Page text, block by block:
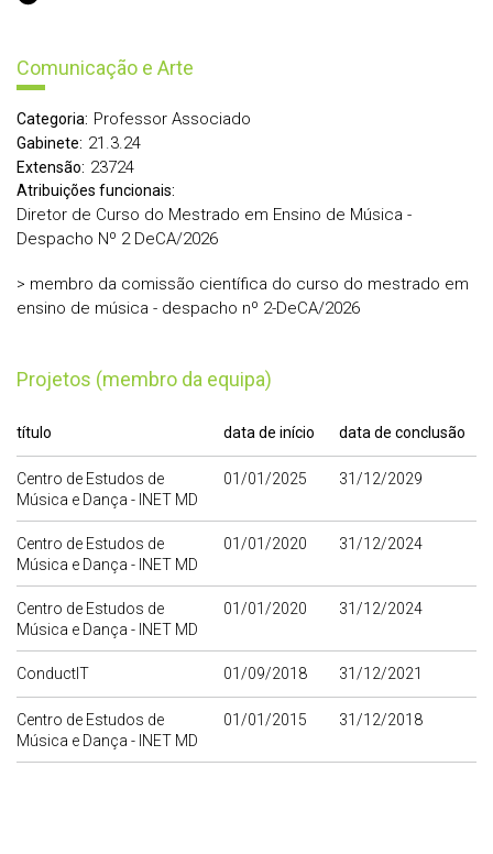
Comunicação e Arte
Categoria: Professor Associado
Gabinete: 21.3.24
Extensão: 23724
Atribuições funcionais:
Diretor de Curso do Mestrado em Ensino de Música -
Despacho Nº 2 DeCA/2026
> membro da comissão científica do curso do mestrado em
ensino de música - despacho nº 2-DeCA/2026
Projetos (membro da equipa)
título data de início data de conclusão
Centro de Estudos de
Música e Dança - INET MD
01/01/2025 31/12/2029
Centro de Estudos de
Música e Dança - INET MD
01/01/2020 31/12/2024
Centro de Estudos de
Música e Dança - INET MD
01/01/2020 31/12/2024
ConductIT 01/09/2018 31/12/2021
Centro de Estudos de
Música e Dança - INET MD
01/01/2015 31/12/2018